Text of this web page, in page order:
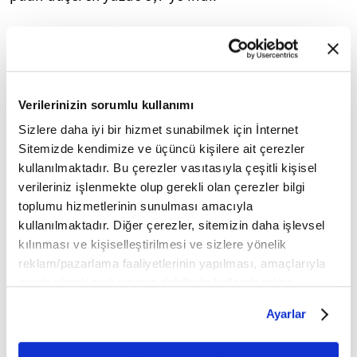
Verilerinizin sorumlu kullanımı
Sizlere daha iyi bir hizmet sunabilmek için İnternet
Sitemizde kendimize ve üçüncü kişilere ait çerezler
kullanılmaktadır. Bu çerezler vasıtasıyla çeşitli kişisel
verileriniz işlenmekte olup gerekli olan çerezler bilgi
toplumu hizmetlerinin sunulması amacıyla
kullanılmaktadır. Diğer çerezler, sitemizin daha işlevsel
kılınması ve kişiselleştirilmesi ve sizlere yönelik
reklam/pazarlama faaliyetlerinin yapılması, amaçlarıyla
belirleyebilirsiniz. Çerezlere ilişkin detaylı bilgi için
Ayarlar butonuna tıklayabilir,Çerez Bilgilendirme
Ayarlar
Buna karşın, sağlık hizmetleri maliyetlerindeki
artışa ilişkin beklenti 0,5 puan artarak yüzde 9,4'e,
puan yükselerek yüzde 8,3'e ulaştı.
Hanehalkı gelirindeki artış beklentisi 0,2 puan
yükselişle yüzde 3 seviyesine çıkarken,
harcamalara ilişkin artış beklentisi değişim
göstermeyerek yüzde 5 seviyesinde kaldı.
ABD'de Tüketici Fiyat Endeksi (TÜFE), mayısta aylık
yüzde 0,5, yıllık yüzde 4,2 artmıştı.
Haziran ayına ilişkin TÜFE verileri 14 Temmuz'da